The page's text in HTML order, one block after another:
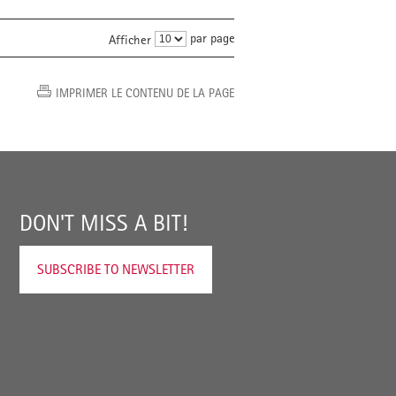
Afficher par page
IMPRIMER LE CONTENU DE LA PAGE
DON'T MISS A BIT!
SUBSCRIBE TO NEWSLETTER